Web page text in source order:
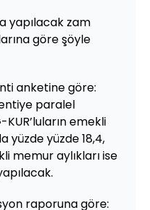
yapılacak zam
göre şöyle
anketine göre:
paralel
emekli
yüzde yüzde 18,4,
memur aylıkları ise
raporuna göre: